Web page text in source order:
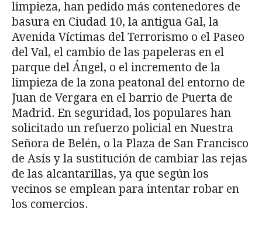
limpieza, han pedido más contenedores de
basura en Ciudad 10, la antigua Gal, la
Avenida Víctimas del Terrorismo o el Paseo
del Val, el cambio de las papeleras en el
parque del Ángel, o el incremento de la
limpieza de la zona peatonal del entorno de
Juan de Vergara en el barrio de Puerta de
Madrid. En seguridad, los populares han
solicitado un refuerzo policial en Nuestra
Señora de Belén, o la Plaza de San Francisco
de Asís y la sustitución de cambiar las rejas
de las alcantarillas, ya que según los
vecinos se emplean para intentar robar en
los comercios.